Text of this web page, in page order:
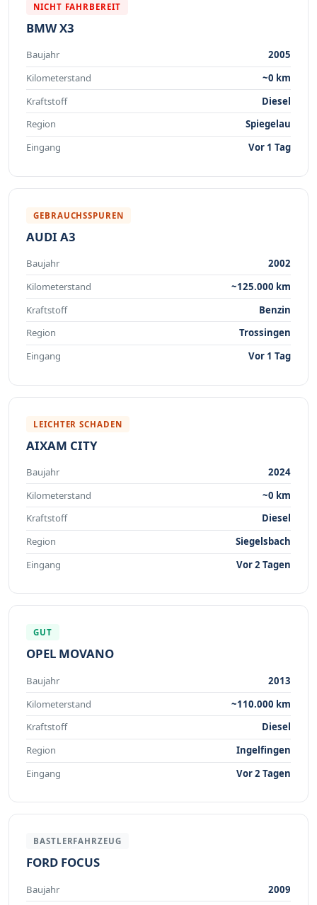
NICHT FAHRBEREIT
BMW X3
Baujahr
2005
Kilometerstand
~0 km
Kraftstoff
Diesel
Region
Spiegelau
Eingang
Vor 1 Tag
GEBRAUCHSSPUREN
AUDI A3
Baujahr
2002
Kilometerstand
~125.000 km
Kraftstoff
Benzin
Region
Trossingen
Eingang
Vor 1 Tag
LEICHTER SCHADEN
AIXAM CITY
Baujahr
2024
Kilometerstand
~0 km
Kraftstoff
Diesel
Region
Siegelsbach
Eingang
Vor 2 Tagen
GUT
OPEL MOVANO
Baujahr
2013
Kilometerstand
~110.000 km
Kraftstoff
Diesel
Region
Ingelfingen
Eingang
Vor 2 Tagen
BASTLERFAHRZEUG
FORD FOCUS
Baujahr
2009